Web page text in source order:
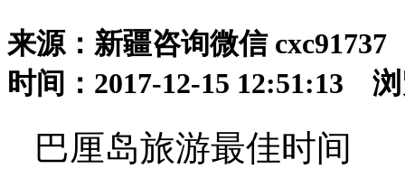
来源：新疆咨询微信
时间：2017-12-15 12:51:13
巴厘岛旅游最佳时间